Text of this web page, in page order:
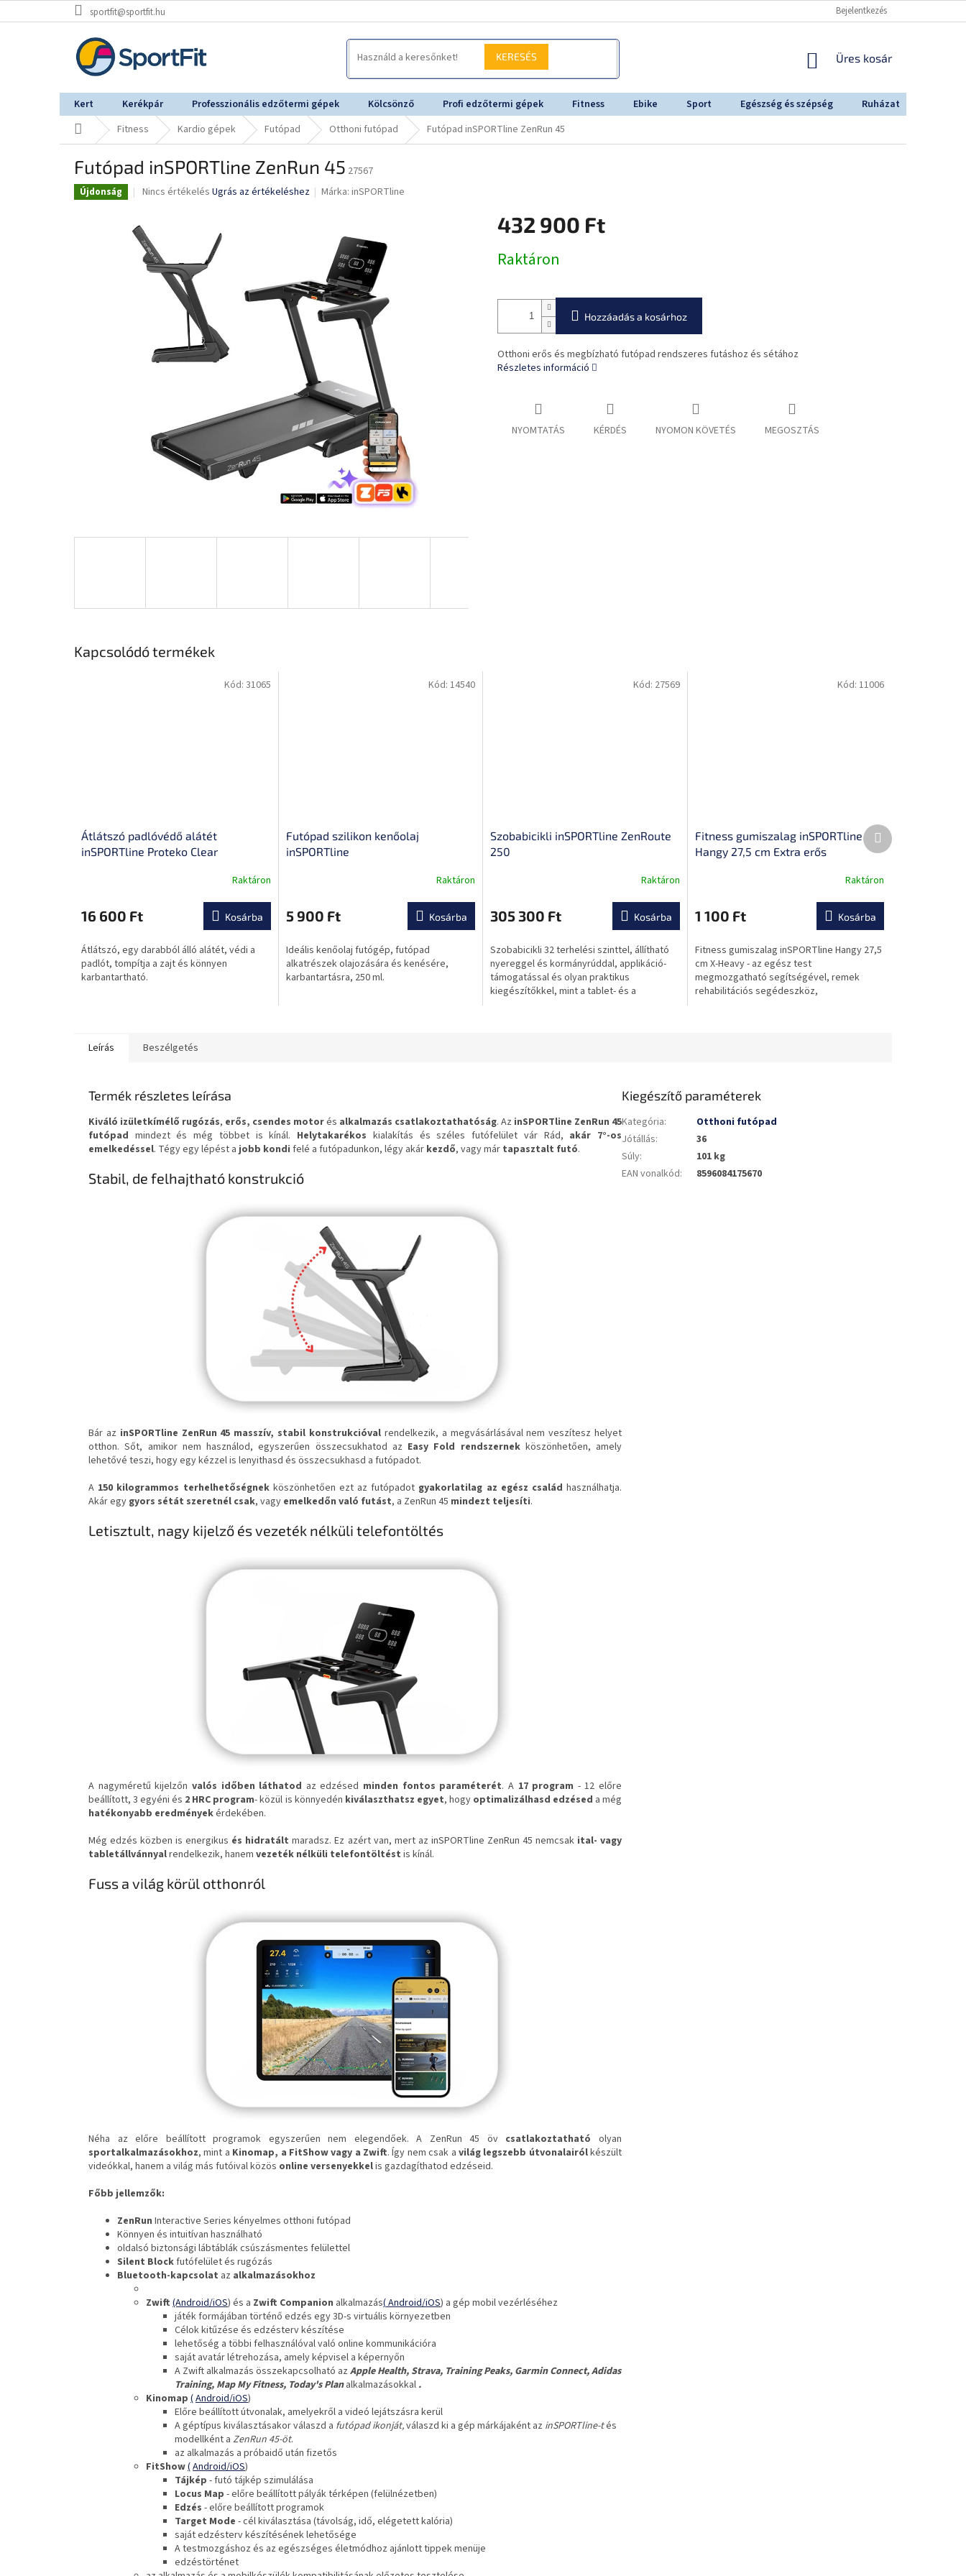
a
sportfit@sportfit.hu Bejelentkezés
KERESÉS KOSÁR
Üres kosár
Kert Kerékpár Professzionális edzőtermi gépek Kölcsönző Profi edzőtermi gépek Fitness Ebike Sport Egészség és szépség Ruházat
KezdőlapFitness Kardio gépek Futópad Otthoni futópad Futópad inSPORTline ZenRun 45
Futópad inSPORTline ZenRun 45 27567
Újdonság
A
értékelése
5-
ből
0,0
csillag.
Nincs értékelés Ugrás az értékeléshez Márka:inSPORTline
432 900 Ft
Raktáron
Hozzáadás a kosárhoz
Otthoni erős és megbízható futópad rendszeres futáshoz és sétához
Részletes információ
NYOMTATÁS KÉRDÉS NYOMON KÖVETÉS MEGOSZTÁS
Kapcsolódó termékek
Átlátszó padlóvédő alátét
inSPORTline Proteko Clear
károsodástól, csúszásmentes
felület, könnyű karbantartás
Raktáron
16 600 Ft Kosárba
Átlátszó, egy darabból álló alátét, védi a
padlót, tompítja a zajt és könnyen
karbantartható.
Kód: 31065
Futópad szilikon kenőolaj
inSPORTline
átlagos
értékelése
ből
0,0
csillag.
Raktáron
5 900 Ft Kosárba
Ideális kenőolaj futógép, futópad
alkatrészek olajozására és kenésére,
karbantartásra, 250 ml.
Kód: 14540
Szobabicikli inSPORTline ZenRoute
250
átlagos
értékelése
ből
0,0
csillag.
Raktáron
305 300 Ft Kosárba
Szobabicikli 32 terhelési szinttel, állítható
nyereggel és kormányrúddal, applikáció-
támogatással és olyan praktikus
kiegészítőkkel, mint a tablet- és a
Kód: 27569
Fitness gumiszalag inSPORTline
Hangy 27,5 cm Extra erős
átlagos
értékelése
ből
0,0
csillag.
Raktáron
1 100 Ft Kosárba
Fitness gumiszalag inSPORTline Hangy 27,5
cm X-Heavy - az egész test
megmozgatható segítségével, remek
rehabilitációs segédeszköz,
Kód: 11006
Következő
termék
Leírás Beszélgetés
Termék részletes leírása
Kiváló izületkímélő rugózás, erős, csendes motorés alkalmazás csatlakoztathatóság. Az inSPORTline ZenRun 45
futópad mindezt és még többet is kínál. Helytakarékos kialakítás és széles futófelület vár Rád, akár 7°-os
emelkedéssel. Tégy egy lépést a jobb kondi felé a futópadunkon, légy akár kezdő, vagy már tapasztalt futó.
Stabil, de felhajtható konstrukció
Bár az inSPORTline ZenRun 45 masszív, stabil konstrukcióvalrendelkezik, a megvásárlásával nem veszítesz helyet
otthon. Sőt, amikor nem használod, egyszerűen összecsukhatod az Easy Fold rendszernekköszönhetően, amely
lehetővé teszi, hogy egy kézzel is lenyithasd és összecsukhasd a futópadot.
A 150 kilogrammos terhelhetőségnekköszönhetően ezt az futópadot gyakorlatilag az egész család használhatja.
Akár egy gyors sétát szeretnél csak, vagy emelkedőn való futást, a ZenRun 45 mindezt teljesíti.
Letisztult, nagy kijelző és vezeték nélküli telefontöltés
A nagyméretű kijelzőn valós időben láthatod az edzésed minden fontos paraméterét. A 17 program - 12 előre
beállított, 3 egyéni és 2 HRC program- közül is könnyedén kiválaszthatsz egyet, hogy optimalizálhasd edzésed a még
hatékonyabb eredményekérdekében.
Még edzés közben is energikus és hidratált maradsz. Ez azért van, mert az inSPORTline ZenRun 45 nemcsak ital- vagy
tabletállvánnyalrendelkezik, hanem vezeték nélküli telefontöltést is kínál.
Fuss a világ körül otthonról
Néha az előre beállított programok egyszerűen nem elegendőek. A ZenRun 45 öv csatlakoztatható olyan
sportalkalmazásokhoz, mint a Kinomap, a FitShow vagy a Zwift. Így nem csak a világ legszebb útvonalairólkészült
videókkal, hanem a világ más futóival közös online versenyekkelis gazdagíthatod edzéseid.
Főbb jellemzők:
ZenRun Interactive Series kényelmes otthoni futópad
Könnyen és intuitívan használható
oldalsó biztonsági lábtáblák csúszásmentes felülettel
Silent Blockfutófelület és rugózás
Bluetooth-kapcsolat az alkalmazásokhoz
Zwift (Android/iOS) és a Zwift Companion alkalmazás(Android/iOS) a gép mobil vezérléséhez
játék formájában történő edzés egy 3D-s virtuális környezetben
Célok kitűzése és edzésterv készítése
lehetőség a többi felhasználóval való online kommunikációra
saját avatár létrehozása, amely képvisel a képernyőn
A Zwift alkalmazás összekapcsolható az Apple Health, Strava, Training Peaks, Garmin Connect, Adidas
Training, Map My Fitness, Today's Planalkalmazásokkal .
Kinomap (Android/iOS)
Előre beállított útvonalak, amelyekről a videó lejátszásra kerül
A géptípus kiválasztásakor válaszd a futópad ikonját,válaszd ki a gép márkájaként az inSPORTline-tés
modellként a ZenRun 45-öt.
az alkalmazás a próbaidő után fizetős
FitShow(Android/iOS)
Tájkép - futó tájkép szimulálása
Locus Map - előre beállított pályák térképen (felülnézetben)
Edzés - előre beállított programok
Target Mode - cél kiválasztása (távolság, idő, elégetett kalória)
saját edzésterv készítésének lehetősége
A testmozgáshoz és az egészséges életmódhoz ajánlott tippek menüje
edzéstörténet
Kiegészítő paraméterek
Kategória:
Otthoni futópad
Jótállás:
36
Súly:
101 kg
EAN vonalkód: 8596084175670